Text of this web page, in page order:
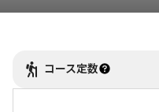
コース定数